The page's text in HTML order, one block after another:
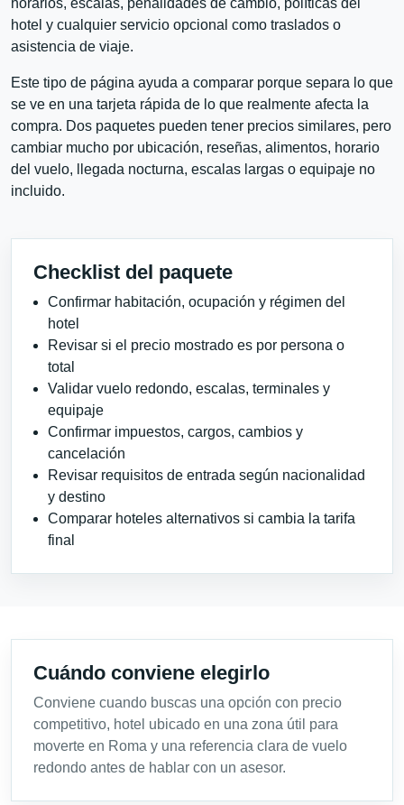
hotel y cualquier servicio opcional como traslados o
asistencia de viaje.
Este tipo de página ayuda a comparar porque separa lo que
se ve en una tarjeta rápida de lo que realmente afecta la
compra. Dos paquetes pueden tener precios similares, pero
cambiar mucho por ubicación, reseñas, alimentos, horario
del vuelo, llegada nocturna, escalas largas o equipaje no
incluido.
Checklist del paquete
Confirmar habitación, ocupación y régimen del
hotel
Revisar si el precio mostrado es por persona o
total
Validar vuelo redondo, escalas, terminales y
equipaje
Confirmar impuestos, cargos, cambios y
cancelación
Revisar requisitos de entrada según nacionalidad
y destino
Comparar hoteles alternativos si cambia la tarifa
final
Cuándo conviene elegirlo
Conviene cuando buscas una opción con precio
competitivo, hotel ubicado en una zona útil para
moverte en Roma y una referencia clara de vuelo
redondo antes de hablar con un asesor.